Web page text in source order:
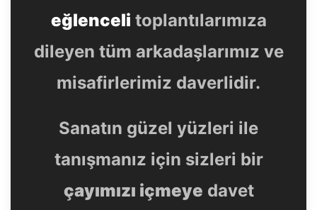
eğlenceli toplantılarımıza
dileyen tüm arkadaşlarımız ve
misafirlerimiz daverlidir.
Sanatın güzel yüzleri ile
tanışmanız için sizleri bir
çayımızı içmeye davet